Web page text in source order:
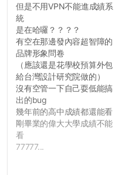
但是不用VPN不能進成績系
統
是在哈囉？？？？
有空在那邊發內容超智障的
品牌形象問卷
（應該還是花學校預算外包
給台灣設計研究院做的）
沒有空管一下自己耍低能搞
出的bug
幾年前的高中成績都還能看
剛畢業的偉大大學成績不能
看
77777...